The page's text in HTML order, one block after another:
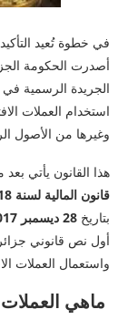
في خطوة تُعيد
أصدرت الحكومة
الجريدة الرسمية في
استخدام العملات
وغيرها من الأصول
هذا القانون يأتي
قانون المالية لسنة 2018
بتاريخ 28 ديسمبر 2017
أول نص قانوني
واستعمال العملات
ماهي